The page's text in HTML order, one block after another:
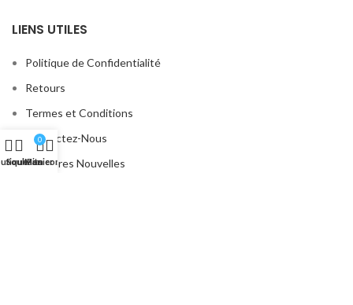
LIENS UTILES
Politique de Confidentialité
Retours
Termes et Conditions
Contactez-Nous
Dernières Nouvelles
Souhaits
0
Panier
Mon compte